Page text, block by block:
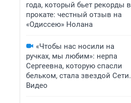
года, который бьет рекорды в
прокате: честный отзыв на
«Одиссею» Нолана
«Чтобы нас носили на
ручках, мы любим»: нерпа
Сергеевна, которую спасли
бельком, стала звездой Сети.
Видео